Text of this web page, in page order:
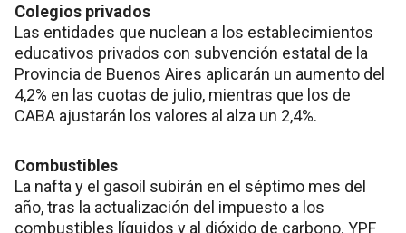
Colegios privados
Las entidades que nuclean a los establecimientos
educativos privados con subvención estatal de la
Provincia de Buenos Aires aplicarán un aumento del
4,2% en las cuotas de julio, mientras que los de
CABA ajustarán los valores al alza un 2,4%.
Combustibles
La nafta y el gasoil subirán en el séptimo mes del
año, tras la actualización del impuesto a los
combustibles líquidos y al dióxido de carbono. YPF